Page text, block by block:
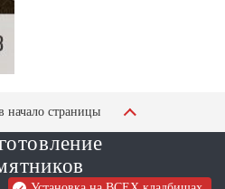
начало страницы